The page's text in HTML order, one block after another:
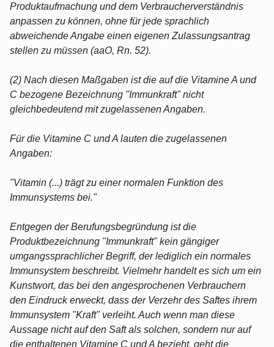
Produktaufmachung und dem Verbraucherverständnis
anpassen zu können, ohne für jede sprachlich
abweichende Angabe einen eigenen Zulassungsantrag
stellen zu müssen (aaO, Rn. 52).
(2) Nach diesen Maßgaben ist die auf die Vitamine A und
C bezogene Bezeichnung "Immunkraft" nicht
gleichbedeutend mit zugelassenen Angaben.
Für die Vitamine C und A lauten die zugelassenen
Angaben:
"Vitamin (...) trägt zu einer normalen Funktion des
Immunsystems bei."
Entgegen der Berufungsbegründung ist die
Produktbezeichnung "Immunkraft" kein gängiger
umgangssprachlicher Begriff, der lediglich ein normales
Immunsystem beschreibt. Vielmehr handelt es sich um ein
Kunstwort, das bei den angesprochenen Verbrauchern
den Eindruck erweckt, dass der Verzehr des Saftes ihrem
Immunsystem "Kraft" verleiht. Auch wenn man diese
Aussage nicht auf den Saft als solchen, sondern nur auf
die enthaltenen Vitamine C und A bezieht, geht die